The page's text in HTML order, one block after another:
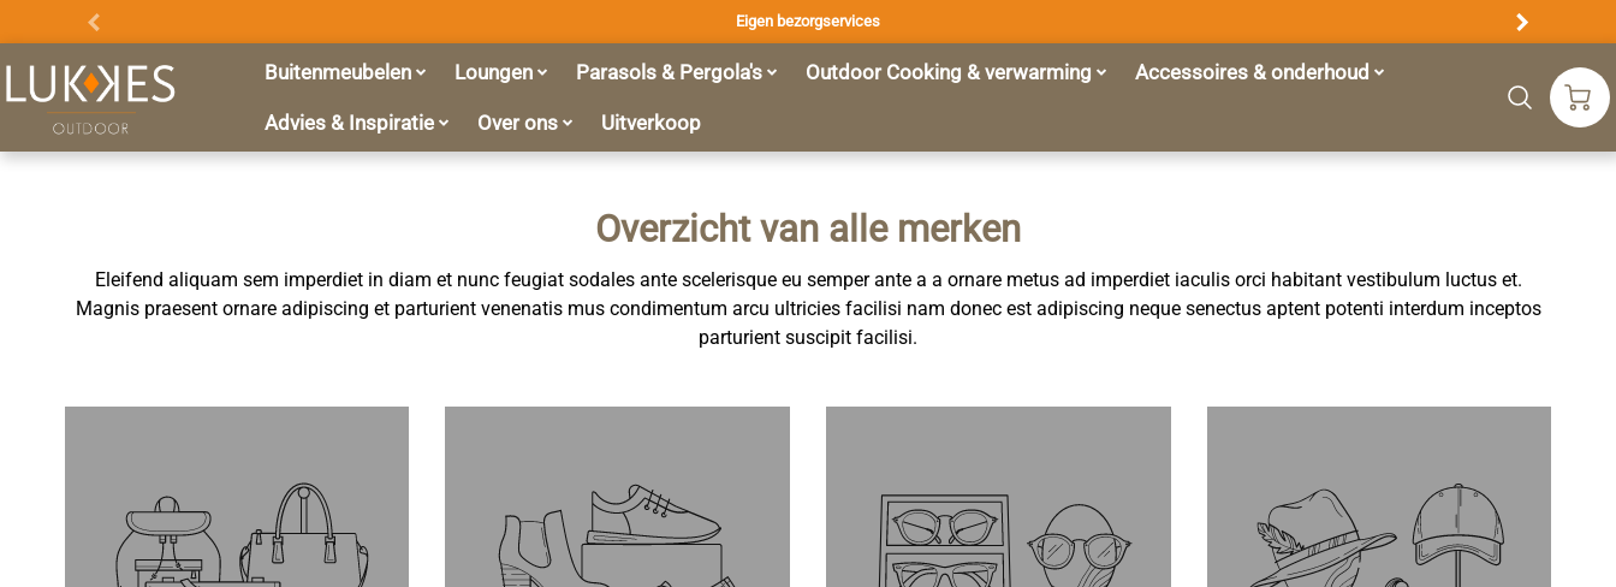
Promo
Balk
Eigen bezorgservices
Buitenmeubelen Loungen Parasols & Pergola's Outdoor Cooking & verwarming Accessoires & onderhoud
Advies & Inspiratie Over ons Uitverkoop
Overzicht van alle merken
Eleifend aliquam sem imperdiet in diam et nunc feugiat sodales ante scelerisque eu semper ante a a ornare metus ad imperdiet iaculis orci habitant vestibulum luctus et.
Magnis praesent ornare adipiscing et parturient venenatis mus condimentum arcu ultricies facilisi nam donec est adipiscing neque senectus aptent potenti interdum inceptos
parturient suscipit facilisi.